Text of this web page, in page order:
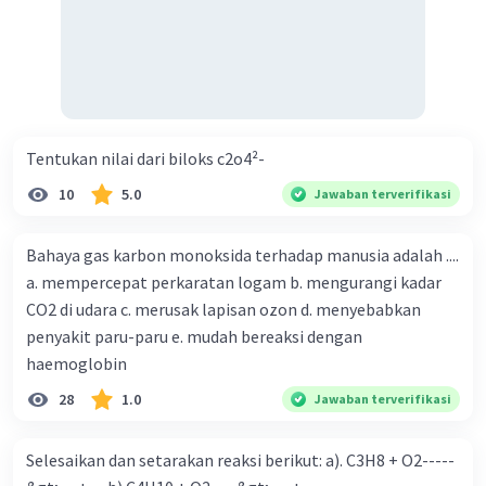
Tentukan nilai dari biloks c2o4²-
10 5.0 Jawaban terverifikasi
Bahaya gas karbon monoksida terhadap manusia adalah ....
a. mempercepat perkaratan logam b. mengurangi kadar
CO2 di udara c. merusak lapisan ozon d. menyebabkan
penyakit paru-paru e. mudah bereaksi dengan
haemoglobin
28 1.0 Jawaban terverifikasi
Selesaikan dan setarakan reaksi berikut: a). C3H8 + O2-----